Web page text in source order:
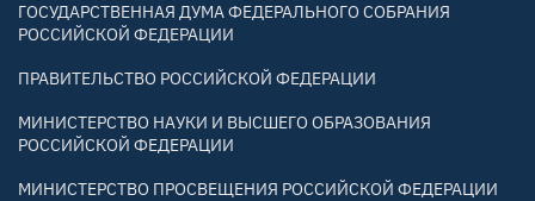
ГОСУДАРСТВЕННАЯ ДУМА ФЕДЕРАЛЬНОГО СОБРАНИЯ
РОССИЙСКОЙ ФЕДЕРАЦИИ
ПРАВИТЕЛЬСТВО РОССИЙСКОЙ ФЕДЕРАЦИИ
МИНИСТЕРСТВО НАУКИ И ВЫСШЕГО ОБРАЗОВАНИЯ
РОССИЙСКОЙ ФЕДЕРАЦИИ
МИНИСТЕРСТВО ПРОСВЕЩЕНИЯ РОССИЙСКОЙ ФЕДЕРАЦИИ